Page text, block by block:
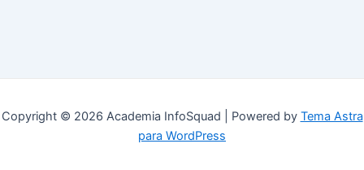
Copyright © 2026 Academia InfoSquad | Powered by Tema Astra
para WordPress